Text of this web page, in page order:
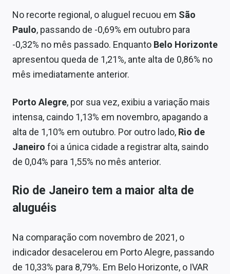
No recorte regional, o aluguel recuou em São
Paulo, passando de -0,69% em outubro para
-0,32% no mês passado. Enquanto Belo Horizonte
apresentou queda de 1,21%, ante alta de 0,86% no
mês imediatamente anterior.
Porto Alegre, por sua vez, exibiu a variação mais
intensa, caindo 1,13% em novembro, apagando a
alta de 1,10% em outubro. Por outro lado, Rio de
Janeiro foi a única cidade a registrar alta, saindo
de 0,04% para 1,55% no mês anterior.
Rio de Janeiro tem a maior alta de
aluguéis
Na comparação com novembro de 2021, o
indicador desacelerou em Porto Alegre, passando
de 10,33% para 8,79%. Em Belo Horizonte, o IVAR